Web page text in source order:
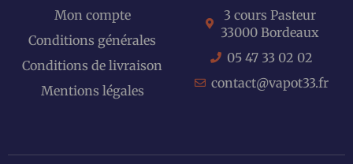
Mon compte
Conditions générales
Conditions de livraison
Mentions légales
3 cours Pasteur
33000 Bordeaux
05 47 33 02 02
contact@vapot33.fr